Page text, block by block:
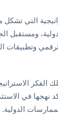
التي تشكل
ومستقبل
وتطبيقات
الفكر
نهجها في
الدولية.